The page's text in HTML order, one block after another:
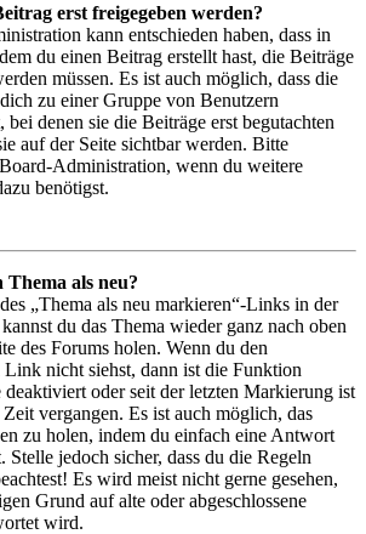
erst freigegeben werden?
kann entschieden haben, dass in
du einen Beitrag erstellt hast, die Beiträge
müssen. Es ist auch möglich, dass die
zu einer Gruppe von Benutzern
bei denen sie die Beiträge erst begutachten
auf der Seite sichtbar werden. Bitte
Administration, wenn du weitere
benötigst.
als neu?
„Thema als neu markieren“-Links in der
du das Thema wieder ganz nach oben
des Forums holen. Wenn du den
Link nicht siehst, dann ist die Funktion
oder seit der letzten Markierung ist
vergangen. Es ist auch möglich, das
zu holen, indem du einfach eine Antwort
Stelle jedoch sicher, dass du die Regeln
Es wird meist nicht gerne gesehen,
Grund auf alte oder abgeschlossene
wird.